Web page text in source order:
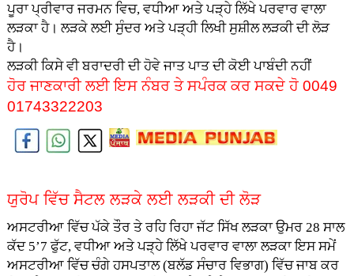
ਪੂਰਾ ਪ੍ਰੀਵਾਰ ਜਰਮਨ ਵਿਚ, ਵਧੀਆ ਅਤੇ ਪੜ੍ਹੇ ਲਿੱਖੇ ਪਰਵਾਰ ਵਾਲਾ
ਲੜਕਾ ਹੈ। ਲੜਕੇ ਲਈ ਸੁੰਦਰ ਅਤੇ ਪੜ੍ਹੀ ਲਿਖੀ ਸੁਸ਼ੀਲ ਲੜਕੀ ਦੀ ਲੋੜ
ਹੈ।
ਲੜਕੀ ਕਿਸੇ ਵੀ ਬਰਾਦਰੀ ਦੀ ਹੋਵੇ ਜਾਤ ਪਾਤ ਦੀ ਕੋਈ ਪਾਬੰਦੀ ਨਹੀਂ
ਹੋਰ ਜਾਣਕਾਰੀ ਲਈ ਇਸ ਨੰਬਰ ਤੇ ਸਪੰਰਕ ਕਰ ਸਕਦੇ ਹੋ 0049
01743322203
ਯੁਰੋਪ ਵਿੱਚ ਸੈਟਲ ਲੜਕੇ ਲਈ ਲੜਕੀ ਦੀ ਲੋੜ
ਅਸਟਰੀਆ ਵਿੱਚ ਪੱਕੇ ਤੌਰ ਤੇ ਰਹਿ ਰਿਹਾ ਜੱਟ ਸਿੱਖ ਲੜਕਾ ਉਮਰ 28 ਸਾਲ
ਕੱਦ 5’7 ਫੁੱਟ, ਵਧੀਆ ਅਤੇ ਪੜ੍ਹੇ ਲਿੱਖੇ ਪਰਵਾਰ ਵਾਲਾ ਲੜਕਾ ਇਸ ਸਮੇਂ
ਅਸਟਰੀਆ ਵਿੱਚ ਚੰਗੇ ਹਸਪਤਾਲ (ਬਲੱਡ ਸੰਚਾਰ ਵਿਭਾਗ) ਵਿੱਚ ਜਾਬ ਕਰ